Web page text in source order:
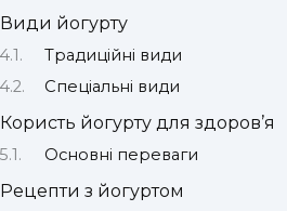
Види йогурту
Традиційні види
Спеціальні види
Користь йогурту для здоров’я
Основні переваги
Рецепти з йогуртом